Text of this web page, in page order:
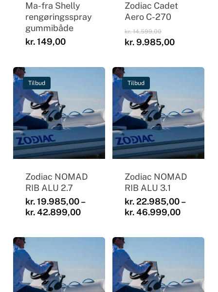
Ma-fra Shelly
rengøringsspray
gummibåde
kr.149,00
Zodiac Cadet
Aero C-270
kr.14.599,00Den
oprindelige
kr. 14.599,00.
kr. 9.985,00Den
Tilbud
Zodiac NOMAD
RIB ALU 2.7
kr.19.985,00–
kr.42.899,00Prisinterval:
kr. 42.899,00
Tilbud
Zodiac NOMAD
RIB ALU 3.1
kr.22.985,00–
kr.46.999,00